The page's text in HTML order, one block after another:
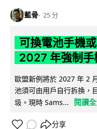
藍骨 25 分
可換電池手機
2027 年強制手
歐盟新例將於 2027 年 2
池須可由用戶自行拆換，
圾。現時 Sams...
閱讀
分享